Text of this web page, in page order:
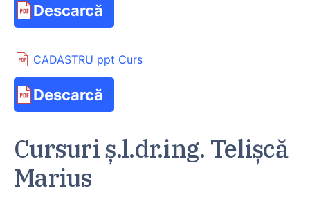
Descarcă
CADASTRU ppt Curs
Descarcă
Cursuri ș.l.dr.ing. Telișcă
Marius